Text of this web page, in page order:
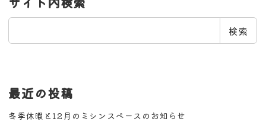
索
検索
最近の投稿
冬季休暇と12月のミシンスペースのお知らせ